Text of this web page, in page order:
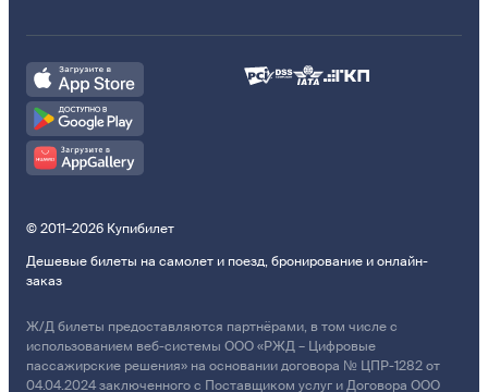
© 2011–2026 Купибилет
Дешевые билеты на самолет и поезд, бронирование и онлайн-
заказ
Ж/Д билеты предоставляются партнёрами, в том числе с
использованием веб-системы ООО «РЖД – Цифровые
пассажирские решения» на основании договора № ЦПР-1282 от
04.04.2024 заключенного с Поставщиком услуг и Договора ООО